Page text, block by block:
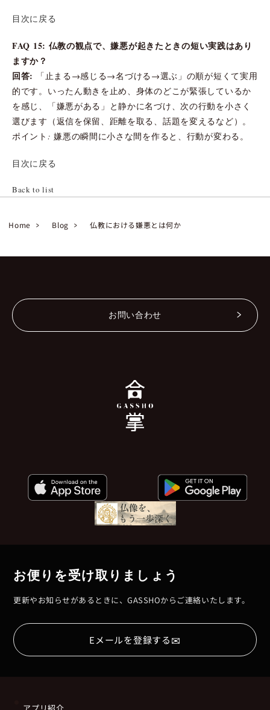
目次に戻る
FAQ 15: 仏教の観点で、嫌悪が起きたときの短い実践はあり
ますか？
回答:
「止まる→感じる→名づける→選ぶ」の順が短くて実用
的です。いったん動きを止め、身体のどこが緊張しているか
を感じ、「嫌悪がある」と静かに名づけ、次の行動を小さく
選びます（返信を保留、距離を取る、話題を変えるなど）。
ポイント: 嫌悪の瞬間に小さな間を作ると、行動が変わる。
目次に戻る
Back to list
Home Blog 仏教における嫌悪とは何か
お問い合わせ
お便りを受け取りましょう
更新やお知らせがあるときに、GASSHOからご連絡いたします。
Eメールを登録する✉